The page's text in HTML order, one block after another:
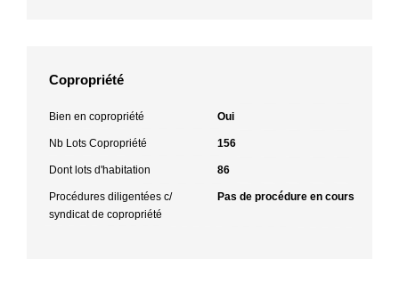
Copropriété
Bien en copropriété Oui
Nb Lots Copropriété 156
Dont lots d'habitation 86
Procédures diligentées c/
syndicat de copropriété
Pas de procédure en cours